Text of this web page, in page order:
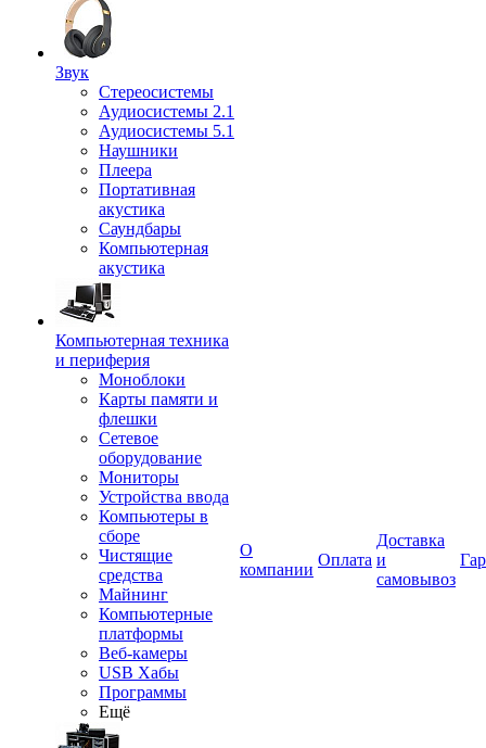
Звук
Стереосистемы
Аудиосистемы 2.1
Аудиосистемы 5.1
Наушники
Плеера
Портативная
акустика
Саундбары
Компьютерная
акустика
Компьютерная техника
и периферия
Моноблоки
Карты памяти и
флешки
Сетевое
оборудование
Мониторы
Устройства ввода
Компьютеры в
сборе
Чистящие
средства
Майнинг
Компьютерные
платформы
Веб-камеры
USB Хабы
Программы
Ещё
О
компании
Оплата
Доставка
и
самовывоз